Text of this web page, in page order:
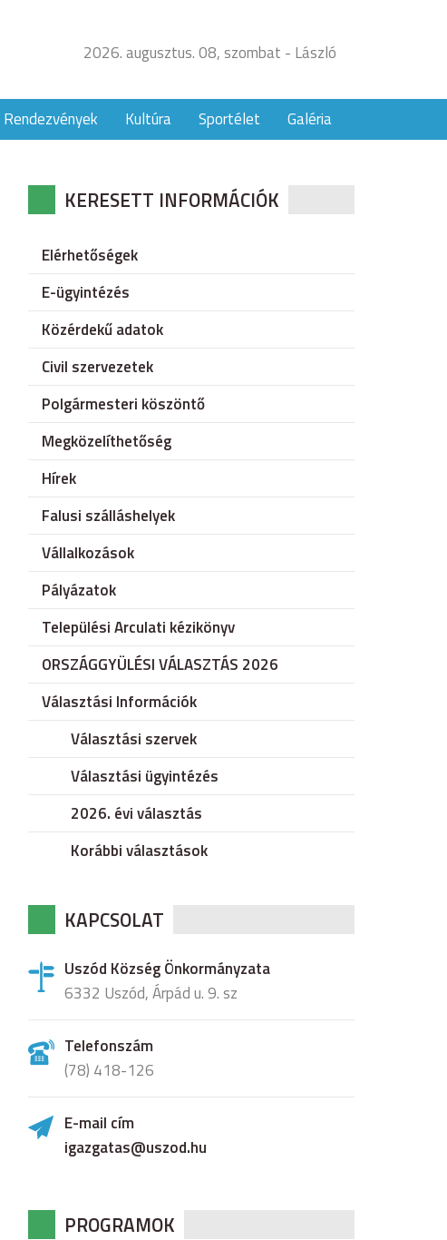
2026. augusztus. 08, szombat - László
Rendezvények Kultúra Sportélet Galéria
KERESETT INFORMÁCIÓK
Elérhetőségek
E-ügyintézés
Közérdekű adatok
Civil szervezetek
Polgármesteri köszöntő
Megközelíthetőség
Hírek
Falusi szálláshelyek
Vállalkozások
Pályázatok
Települési Arculati kézikönyv
ORSZÁGGYÜLÉSI VÁLASZTÁS 2026
Választási Információk
Választási szervek
Választási ügyintézés
2026. évi választás
Korábbi választások
KAPCSOLAT
Uszód Község Önkormányzata
6332 Uszód, Árpád u. 9. sz
Telefonszám
(78) 418-126
E-mail cím
igazgatas@uszod.hu
PROGRAMOK